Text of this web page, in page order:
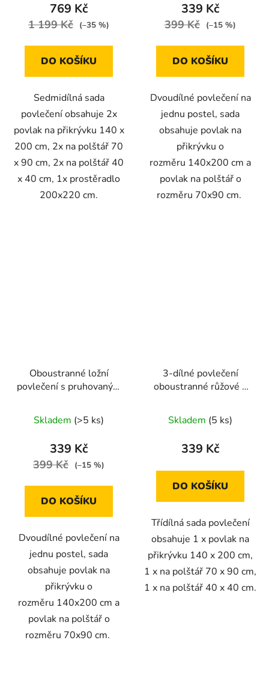
769 Kč
1 199 Kč (–35 %)
DO KOŠÍKU
Sedmidílná sada
povlečení obsahuje 2x
povlak na přikrývku 140 x
200 cm, 2x na polštář 70
x 90 cm, 2x na polštář 40
x 40 cm, 1x prostěradlo
200x220 cm.
339 Kč
399 Kč (–15 %)
DO KOŠÍKU
Dvoudílné povlečení na
jednu postel, sada
obsahuje povlak na
přikrývku o
rozměru 140x200 cm a
povlak na polštář o
rozměru 70x90 cm.
Oboustranné ložní
povlečení s pruhovaným
v modro-tyrkysové
kombinaci 140 × 200
Skladem (>5 ks)
339 Kč
399 Kč (–15 %)
DO KOŠÍKU
Dvoudílné povlečení na
jednu postel, sada
obsahuje povlak na
přikrývku o
rozměru 140x200 cm a
povlak na polštář o
rozměru 70x90 cm.
3-dílné povlečení
oboustranné růžové s
a králíkem
140X200+70X90+40X40
Skladem (5 ks)
339 Kč
DO KOŠÍKU
Třídílná sada povlečení
obsahuje 1 x povlak na
přikrývku 140 x 200 cm,
1 x na polštář 70 x 90 cm,
1 x na polštář 40 x 40 cm.